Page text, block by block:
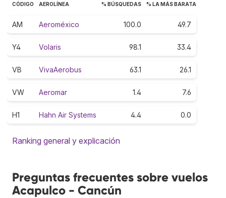
CÓDIGO AEROLÍNEA % BÚSQUEDAS % LA MÁS BARATA
AM Aeroméxico 100.0 49.7
Y4 Volaris 98.1 33.4
VB VivaAerobus 63.1 26.1
VW Aeromar 1.4 7.6
H1 Hahn Air Systems 4.4 0.0
Ranking general y explicación
Preguntas frecuentes sobre vuelos
Acapulco - Cancún